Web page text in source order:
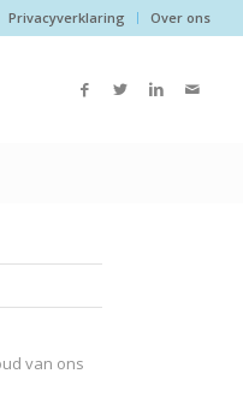
Privacyverklaring Over ons
van ons